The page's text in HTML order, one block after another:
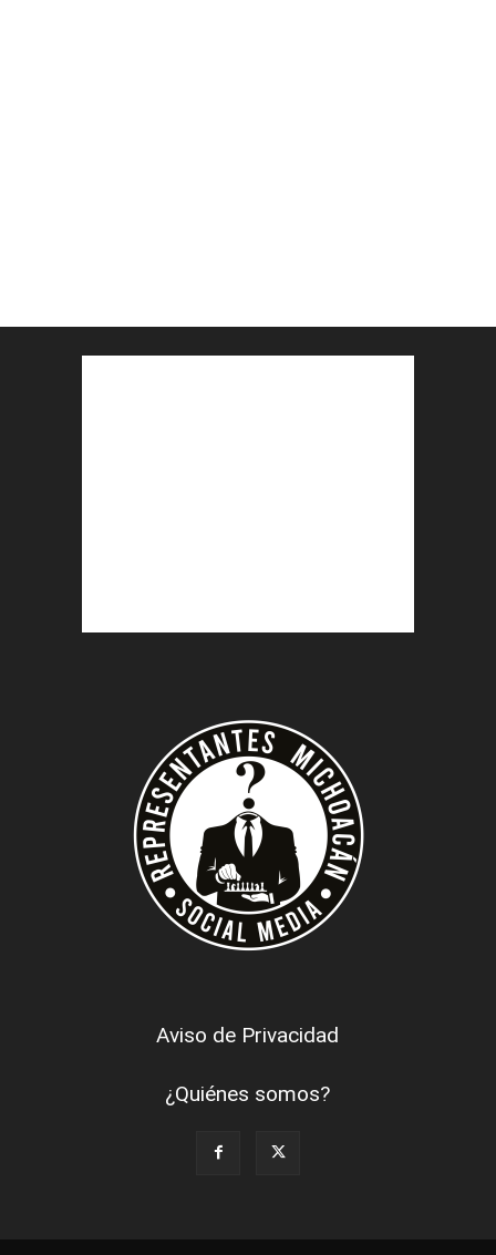
Aviso de Privacidad
¿Quiénes somos?